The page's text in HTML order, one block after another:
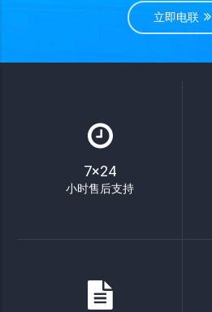
立即电联
7×24
小时售后支持